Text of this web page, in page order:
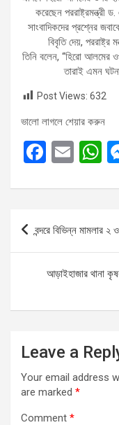
করেছেন পররাষ্ট্রমন্ত্রী
সাংবাদিকদের প্রশ্নের
বিবৃতি দেয়,
তিনি বলেন, “হিরো আলমের
তারাই এমন
Post Views: 632
ভালো লাগলে শেয়ার করুন
F
ce
b
o
o
k
E
ail
A
p
p
Post
navigation
বন্দরে বিভিন্ন মামলার ২
আড়াইহাজার থানা
Leave a
Your email address
are marked *
Comment *